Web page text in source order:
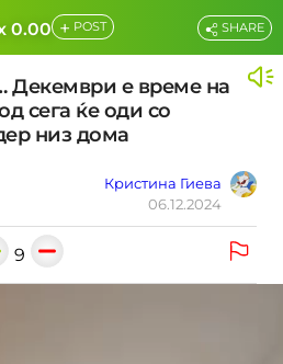
0.00 + POST
Декември е време на
сега ќе оди со
низ дома
Кристина Гиева
06.12.2024
SHARE
9